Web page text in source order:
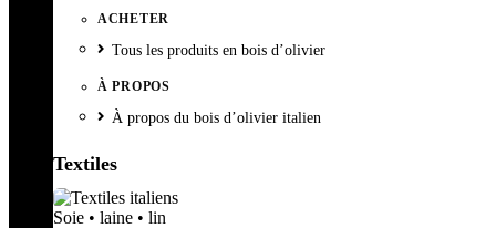
ACHETER
Tous les produits en bois d’olivier
À PROPOS
À propos du bois d’olivier italien
Textiles
Soie • laine • lin